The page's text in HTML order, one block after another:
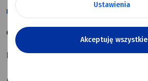
KONTAKT
e-mail:
Numer telefonu:81 883 00 01
Ustawienia
Akceptuję wszystkie